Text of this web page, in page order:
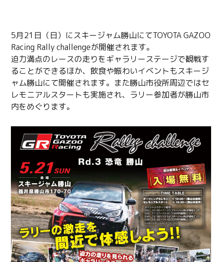
5月21日（日）にスキージャム勝山にてTOYOTA GAZOO
Racing Rally challengeが開催されます。
迫力満点のレースの走りをギャラリーステージで観戦す
ることができるほか、飲食や賑わいイベントもスキージ
ャム勝山にて開催されます。また勝山市役所周辺ではセ
レモニアルスタートも実施され、ラリー参加者が勝山市
内をめぐります。